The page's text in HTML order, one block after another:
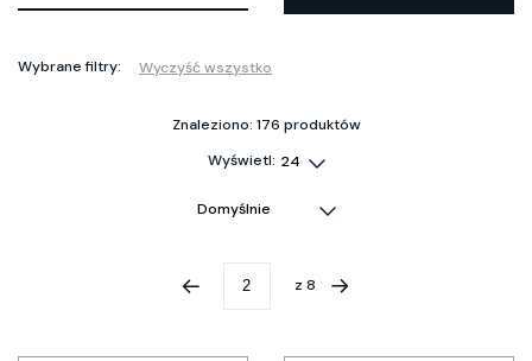
Wybrane filtry: Wyczyść wszystko
Znaleziono: 176 produktów
Wyświetl:
z 8